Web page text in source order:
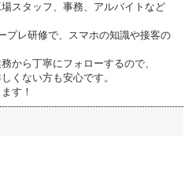
スタッフ、事務、アルバイトなど
プレ研修で、スマホの知識や接客の
から丁寧にフォローするので、
くない方も安心です。
す！